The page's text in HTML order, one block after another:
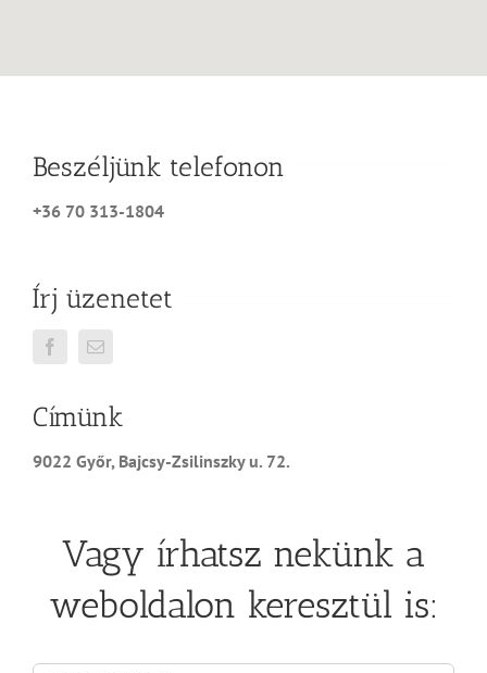
Beszéljünk telefonon
+36 70 313-1804
Írj üzenetet
Címünk
9022 Győr, Bajcsy-Zsilinszky u. 72.
Vagy írhatsz nekünk a
weboldalon keresztül is: